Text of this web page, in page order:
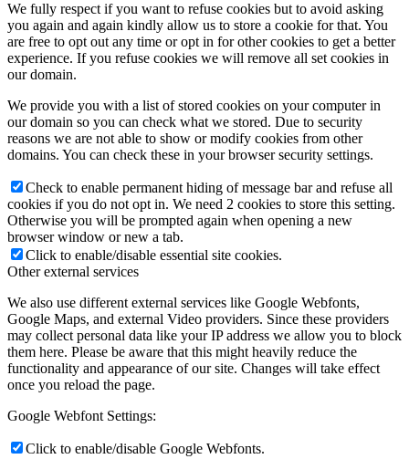
We fully respect if you want to refuse cookies but to avoid asking
you again and again kindly allow us to store a cookie for that. You
are free to opt out any time or opt in for other cookies to get a better
experience. If you refuse cookies we will remove all set cookies in
our domain.
We provide you with a list of stored cookies on your computer in
our domain so you can check what we stored. Due to security
reasons we are not able to show or modify cookies from other
domains. You can check these in your browser security settings.
Check to enable permanent hiding of message bar and refuse all
cookies if you do not opt in. We need 2 cookies to store this setting.
Otherwise you will be prompted again when opening a new
browser window or new a tab.
Click to enable/disable essential site cookies.
Other external services
We also use different external services like Google Webfonts,
Google Maps, and external Video providers. Since these providers
may collect personal data like your IP address we allow you to block
them here. Please be aware that this might heavily reduce the
functionality and appearance of our site. Changes will take effect
once you reload the page.
Google Webfont Settings:
Click to enable/disable Google Webfonts.